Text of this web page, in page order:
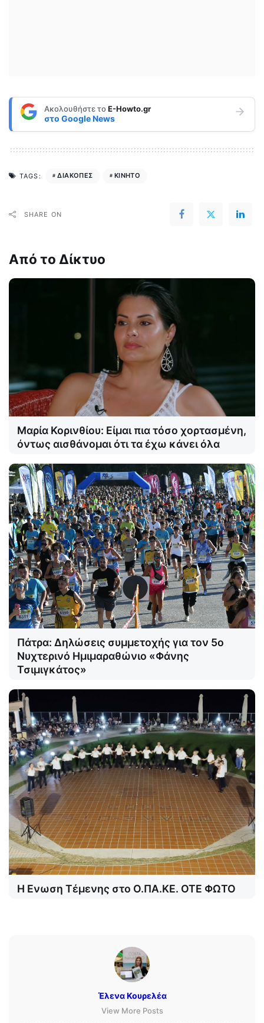
Ακολουθήστε τοE-Howto.gr
στο Google News
TAGS: ΔΙΑΚΟΠΕΣ ΚΙΝΗΤΟ
SHARE ON
Από το Δίκτυο
Μαρία Κορινθίου: Είμαι πια τόσο χορτασμένη,
όντως αισθάνομαι ότι τα έχω κάνει όλα
Πάτρα: Δηλώσεις συμμετοχής για τον 5ο
Νυχτερινό Ημιμαραθώνιο «Φάνης
Τσιμιγκάτος»
Η Ενωση Τέμενης στο Ο.ΠΑ.ΚΕ. ΟΤΕ ΦΩΤΟ
Έλενα Κουρελέα
View More Posts